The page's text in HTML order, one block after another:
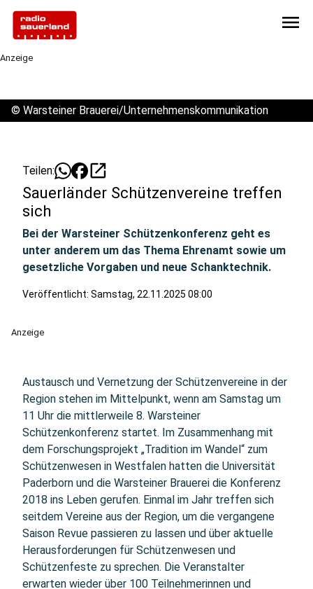
menu
Anzeige
© Warsteiner Brauerei/Unternehmenskommunikation
Teilen: open_in_new
Sauerländer Schützenvereine treffen
sich
Bei der Warsteiner Schützenkonferenz geht es
unter anderem um das Thema Ehrenamt sowie um
gesetzliche Vorgaben und neue Schanktechnik.
Veröffentlicht: Samstag, 22.11.2025 08:00
Anzeige
Austausch und Vernetzung der Schützenvereine in der
Region stehen im Mittelpunkt, wenn am Samstag um
11 Uhr die mittlerweile 8. Warsteiner
Schützenkonferenz startet. Im Zusammenhang mit
dem Forschungsprojekt „Tradition im Wandel“ zum
Schützenwesen in Westfalen hatten die Universität
Paderborn und die Warsteiner Brauerei die Konferenz
2018 ins Leben gerufen. Einmal im Jahr treffen sich
seitdem Vereine aus der Region, um die vergangene
Saison Revue passieren zu lassen und über aktuelle
Herausforderungen für Schützenwesen und
Schützenfeste zu sprechen. Die Veranstalter
erwarten wieder über 100 Teilnehmerinnen und